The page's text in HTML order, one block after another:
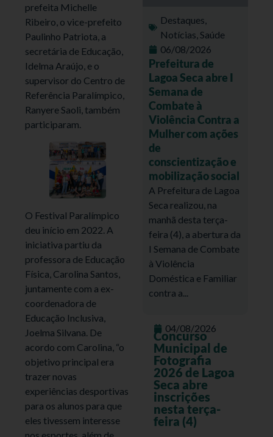
prefeita Michelle
Ribeiro, o vice-prefeito
Paulinho Patriota, a
secretária de Educação,
Idelma Araújo, e o
supervisor do Centro de
Referência Paralímpico,
Ranyere Saoli, também
participaram.
O Festival Paralímpico
deu início em 2022. A
iniciativa partiu da
professora de Educação
Física, Carolina Santos,
juntamente com a ex-
coordenadora de
Educação Inclusiva,
Joelma Silvana. De
acordo com Carolina, “o
objetivo principal era
trazer novas
experiências desportivas
para os alunos para que
eles tivessem interesse
nos esportes, além de
Destaques,
Notícias,Saúde
06/08/2026
Prefeitura de
Lagoa Seca abre I
Semana de
Combate à
Violência Contra a
Mulher com ações
de
conscientização e
mobilização social
A Prefeitura de Lagoa
Seca realizou, na
manhã desta terça-
feira (4), a abertura da
I Semana de Combate
à Violência
Doméstica e Familiar
contra a...
04/08/2026
Concurso
Municipal de
Fotografia
2026 de Lagoa
Seca abre
inscrições
nesta terça-
feira (4)